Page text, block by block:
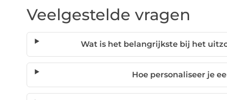
Veelgestelde vragen
Wat is het belangrijkste bij het
Hoe personaliseer je